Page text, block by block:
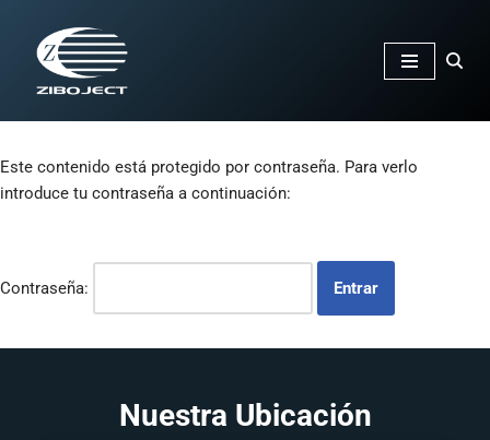
Saltar
Este contenido está protegido por contraseña. Para verlo
introduce tu contraseña a continuación:
Contraseña:
Nuestra Ubicación